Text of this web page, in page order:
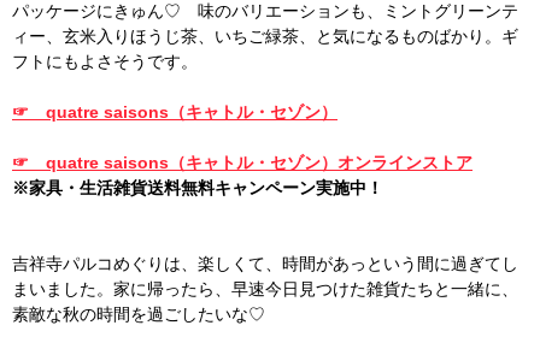
パッケージにきゅん♡ 味のバリエーションも、ミントグリーンテ
ィー、玄米入りほうじ茶、いちご緑茶、と気になるものばかり。ギ
フトにもよさそうです。
☞ quatre saisons（キャトル・セゾン）
☞ quatre saisons（キャトル・セゾン）オンラインストア
※家具・生活雑貨送料無料キャンペーン実施中！
吉祥寺パルコめぐりは、楽しくて、時間があっという間に過ぎてし
まいました。家に帰ったら、早速今日見つけた雑貨たちと一緒に、
素敵な秋の時間を過ごしたいな♡